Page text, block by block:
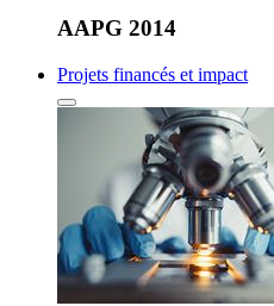
AAPG 2014
Projets financés et impact